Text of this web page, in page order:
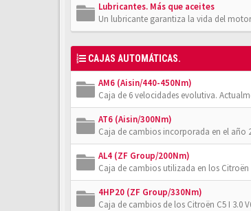
Lubricantes. Más que aceites
Un lubricante garantiza la vida del
CAJAS AUTOMÁTICAS.
AM6 (Aisin/440-450Nm)
Caja de 6 velocidades evolutiva.
AT6 (Aisin/300Nm)
Caja de cambios incorporada en el año
AL4 (ZF Group/200Nm)
Caja de cambios utilizada en los Citroën
4HP20 (ZF Group/330Nm)
Caja de cambios de los Citroën C5 I 3.0